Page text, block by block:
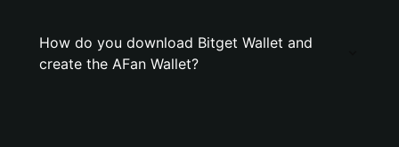
How do you download Bitget Wallet and
create the AFan Wallet?